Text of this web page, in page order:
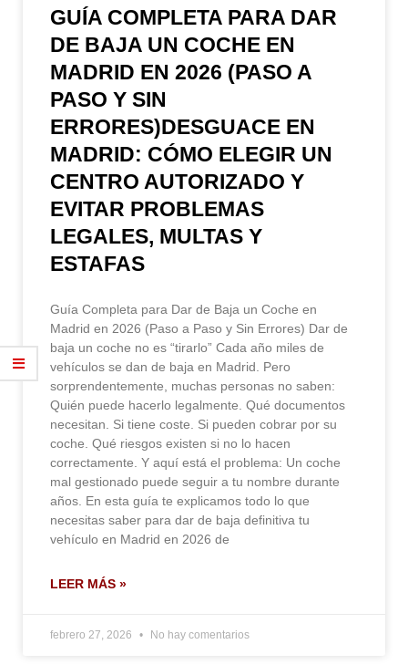
GUÍA COMPLETA PARA DAR
DE BAJA UN COCHE EN
MADRID EN 2026 (PASO A
PASO Y SIN
ERRORES)DESGUACE EN
MADRID: CÓMO ELEGIR UN
CENTRO AUTORIZADO Y
EVITAR PROBLEMAS
LEGALES, MULTAS Y
ESTAFAS
Guía Completa para Dar de Baja un Coche en
Madrid en 2026 (Paso a Paso y Sin Errores) Dar de
baja un coche no es “tirarlo” Cada año miles de
vehículos se dan de baja en Madrid. Pero
sorprendentemente, muchas personas no saben:
Quién puede hacerlo legalmente. Qué documentos
necesitan. Si tiene coste. Si pueden cobrar por su
coche. Qué riesgos existen si no lo hacen
correctamente. Y aquí está el problema: Un coche
mal gestionado puede seguir a tu nombre durante
años. En esta guía te explicamos todo lo que
necesitas saber para dar de baja definitiva tu
vehículo en Madrid en 2026 de
LEER MÁS »
febrero 27, 2026 No hay comentarios